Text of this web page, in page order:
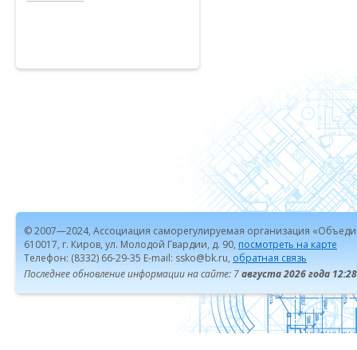
© 2007—2024, Ассоциация саморегулируемая организация
610017, г. Киров, ул. Молодой Гвардии, д. 90, посмотреть на карте
Телефон: (8332) 66-29-35 E-mail: ssko@bk.ru, обратная связь
Последнее обновление информации на сайте: 7августа 2026 года 12:28